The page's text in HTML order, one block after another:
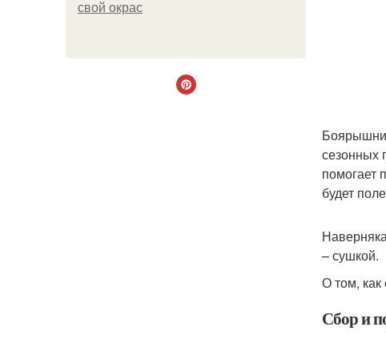
свой окрас
сезонных
помогает
будет
– сушкой.
О том, как
Сбор и